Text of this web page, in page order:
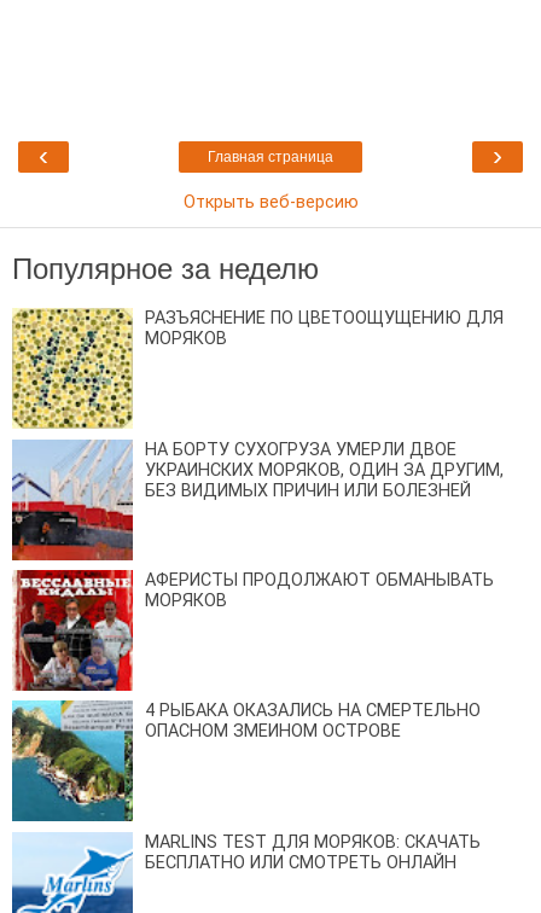
‹ ›
Главная страница
Открыть веб-версию
Популярное за неделю
РАЗЪЯСНЕНИЕ ПО ЦВЕТООЩУЩЕНИЮ ДЛЯ
МОРЯКОВ
НА БОРТУ СУХОГРУЗА УМЕРЛИ ДВОЕ
УКРАИНСКИХ МОРЯКОВ, ОДИН ЗА ДРУГИМ,
БЕЗ ВИДИМЫХ ПРИЧИН ИЛИ БОЛЕЗНЕЙ
АФЕРИСТЫ ПРОДОЛЖАЮТ ОБМАНЫВАТЬ
МОРЯКОВ
4 РЫБАКА ОКАЗАЛИСЬ НА СМЕРТЕЛЬНО
ОПАСНОМ ЗМЕИНОМ ОСТРОВЕ
MARLINS TEST ДЛЯ МОРЯКОВ: СКАЧАТЬ
БЕСПЛАТНО ИЛИ СМОТРЕТЬ ОНЛАЙН